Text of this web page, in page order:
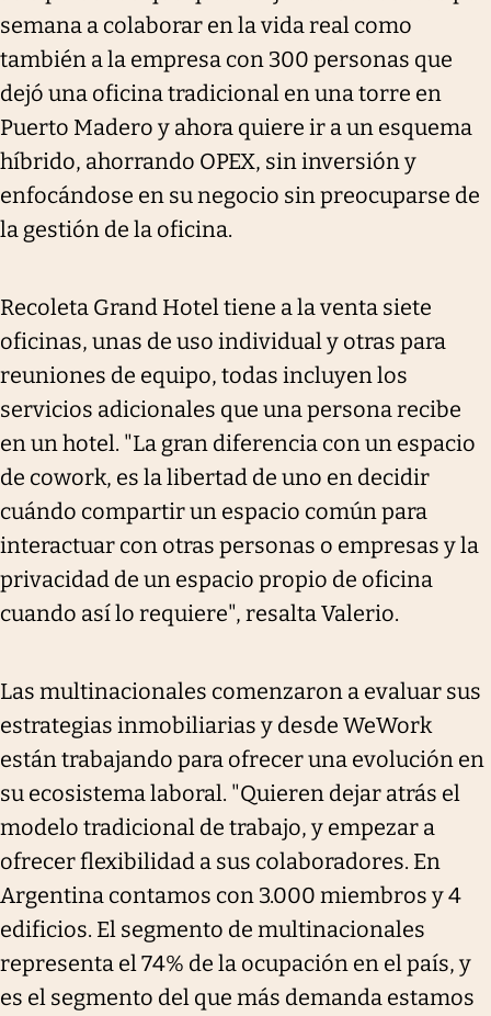
semana a colaborar en la vida real como
también a la empresa con 300 personas que
dejó una oficina tradicional en una torre en
Puerto Madero y ahora quiere ir a un esquema
híbrido, ahorrando OPEX, sin inversión y
enfocándose en su negocio sin preocuparse de
la gestión de la oficina.
Recoleta Grand Hotel tiene a la venta siete
oficinas, unas de uso individual y otras para
reuniones de equipo, todas incluyen los
servicios adicionales que una persona recibe
en un hotel. "La gran diferencia con un espacio
de cowork, es la libertad de uno en decidir
cuándo compartir un espacio común para
interactuar con otras personas o empresas y la
privacidad de un espacio propio de oficina
cuando así lo requiere", resalta Valerio.
Las multinacionales comenzaron a evaluar sus
estrategias inmobiliarias y desde WeWork
están trabajando para ofrecer una evolución en
su ecosistema laboral. "Quieren dejar atrás el
modelo tradicional de trabajo, y empezar a
ofrecer flexibilidad a sus colaboradores. En
Argentina contamos con 3.000 miembros y 4
edificios. El segmento de multinacionales
representa el 74% de la ocupación en el país, y
es el segmento del que más demanda estamos